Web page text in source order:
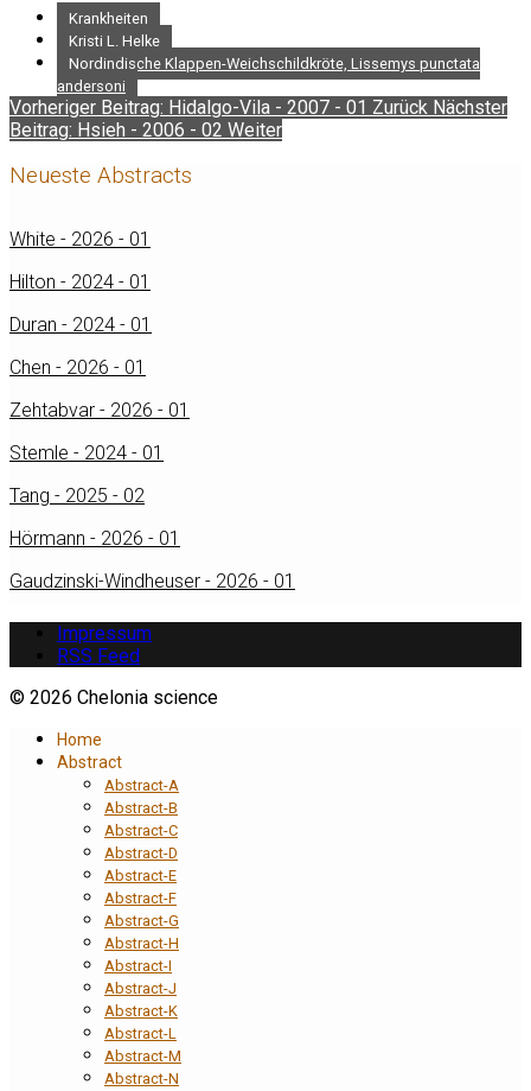
Krankheiten
Kristi L. Helke
Nordindische Klappen-Weichschildkröte, Lissemys punctata
andersoni
Vorheriger Beitrag: Hidalgo-Vila - 2007 - 01 Zurück Nächster
Beitrag: Hsieh - 2006 - 02 Weiter
Neueste Abstracts
White - 2026 - 01
Hilton - 2024 - 01
Duran - 2024 - 01
Chen - 2026 - 01
Zehtabvar - 2026 - 01
Stemle - 2024 - 01
Tang - 2025 - 02
Hörmann - 2026 - 01
Gaudzinski-Windheuser - 2026 - 01
Impressum
RSS Feed
© 2026 Chelonia science
Home
Abstract
Abstract-A
Abstract-B
Abstract-C
Abstract-D
Abstract-E
Abstract-F
Abstract-G
Abstract-H
Abstract-I
Abstract-J
Abstract-K
Abstract-L
Abstract-M
Abstract-N